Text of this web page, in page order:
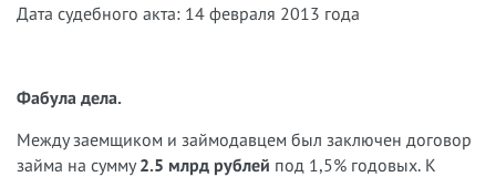
Дата судебного акта: 14 февраля 2013 года
Фабула дела.
Между заемщиком и займодавцем был заключен договор
займа на сумму2.5 млрд рублей под 1,5% годовых. К